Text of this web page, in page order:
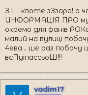
З.І. - квоте зЗзара! а
ИНФОРМАЦІЯ ПРО
окремо для фанів
малий на вулиці
4ева... ше раз
вєПуіпассьоШ!!!
vadim17